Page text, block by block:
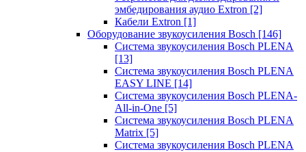
эмбедирования аудио Extron [2]
Кабели Extron [1]
Оборудование звукоусиления Bosch [146]
Система звукоусиления Bosch PLENA
[13]
Система звукоусиления Bosch PLENA
EASY LINE [14]
Система звукоусиления Bosch PLENA-
All-in-One [5]
Система звукоусиления Bosch PLENA
Matrix [5]
Система звукоусиления Bosch PLENA